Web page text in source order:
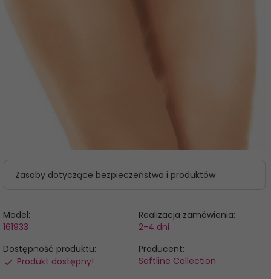
Zasoby dotyczące bezpieczeństwa i produktów
Model:
161933
Realizacja zamówienia:
2-4 dni
Dostępność produktu:
Produkt dostępny!
Producent:
Softline Collection